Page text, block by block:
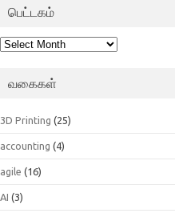
பெட்டகம்
பெட்டகம்
வகைகள்
3D Printing (25)
accounting (4)
agile (16)
AI (3)